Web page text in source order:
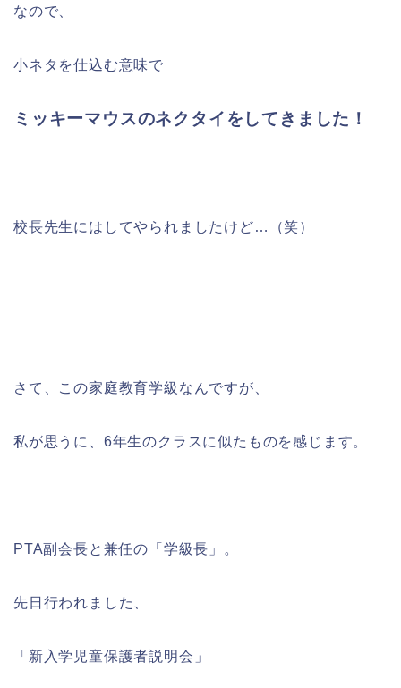
なので、
小ネタを仕込む意味で
ミッキーマウスのネクタイをしてきました！
校長先生にはしてやられましたけど…（笑）
さて、この家庭教育学級なんですが、
私が思うに、6年生のクラスに似たものを感じます。
PTA副会長と兼任の「学級長」。
先日行われました、
「新入学児童保護者説明会」